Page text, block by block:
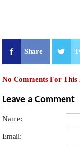
Share
No Comments For
Leave a Comment
Name:
Email: